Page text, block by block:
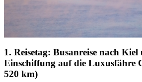
1. Reisetag: Busanreise nach Kiel
Einschiffung auf die Luxusfähre
520 km)